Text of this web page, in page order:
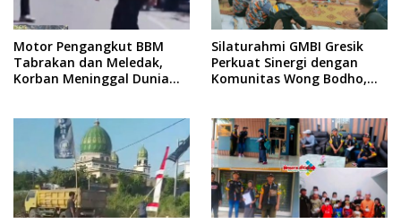
Motor Pengangkut BBM
Tabrakan dan Meledak,
Korban Meninggal Dunia
Silaturahmi GMBI Gresik
Perkuat Sinergi dengan
Komunitas Wong Bodho,
Menjelang Acara Sunatan
Massal dan Santunan Anak
Yatim